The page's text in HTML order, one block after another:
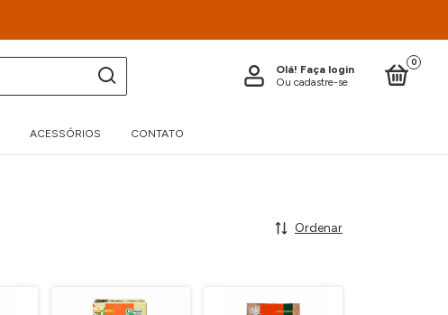
Olá! Faça login
Ou cadastre-se
0
ACESSÓRIOS CONTATO
Ordenar